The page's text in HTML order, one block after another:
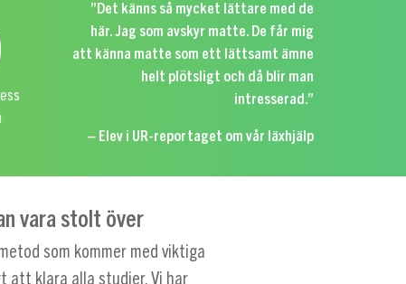
”Det känns så mycket lättare med de
här. Jag som avskyr matte. De får mig
att känna matte som ett lättsamt ämne
helt plötsligt och då blir man
intresserad.”
– Elev i UR-reportaget om vår läxhjälp
vara stolt över
som kommer med viktiga
att klara alla studier. Vi har